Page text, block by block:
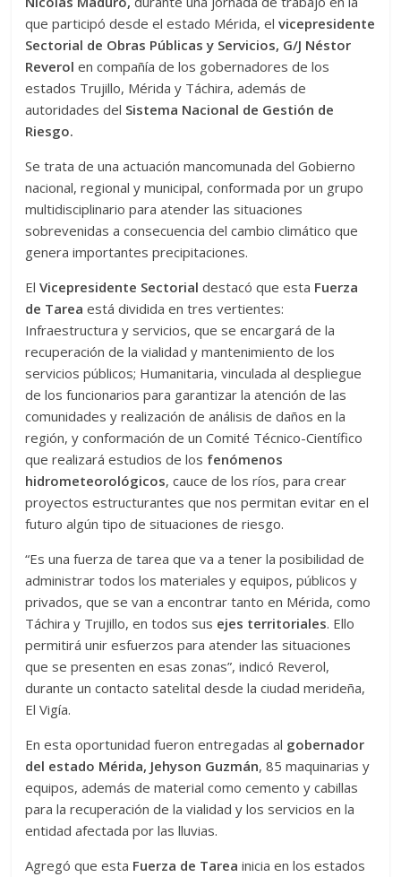
que participó desde el estado Mérida, elvicepresidente
Sectorial de Obras Públicas y Servicios, G/J Néstor
Reverolen compañía de los gobernadores de los
estados Trujillo, Mérida y Táchira, además de
autoridades del Sistema Nacional de Gestión de
Riesgo.
Se trata de una actuación mancomunada del Gobierno
nacional, regional y municipal, conformada por un grupo
multidisciplinario para atender las situaciones
sobrevenidas a consecuencia del cambio climático que
genera importantes precipitaciones.
ElVicepresidente Sectorial destacó que esta Fuerza
de Tarea está dividida en tres vertientes:
Infraestructura y servicios, que se encargará de la
recuperación de la vialidad y mantenimiento de los
servicios públicos; Humanitaria, vinculada al despliegue
de los funcionarios para garantizar la atención de las
comunidades y realización de análisis de daños en la
región, y conformación de un Comité Técnico-Científico
que realizará estudios de los fenómenos
hidrometeorológicos, cauce de los ríos, para crear
proyectos estructurantes que nos permitan evitar en el
futuro algún tipo de situaciones de riesgo.
“Es una fuerza de tarea que va a tener la posibilidad de
administrar todos los materiales y equipos, públicos y
privados, que se van a encontrar tanto en Mérida, como
Táchira y Trujillo, en todos sus ejes territoriales. Ello
permitirá unir esfuerzos para atender las situaciones
que se presenten en esas zonas”, indicó Reverol,
durante un contacto satelital desde la ciudad merideña,
El Vigía.
En esta oportunidad fueron entregadas al gobernador
del estado Mérida, Jehyson Guzmán, 85 maquinarias y
equipos, además de material como cemento y cabillas
para la recuperación de la vialidad y los servicios en la
entidad afectada por las lluvias.
Agregó que esta Fuerza de Tarea inicia en los estados